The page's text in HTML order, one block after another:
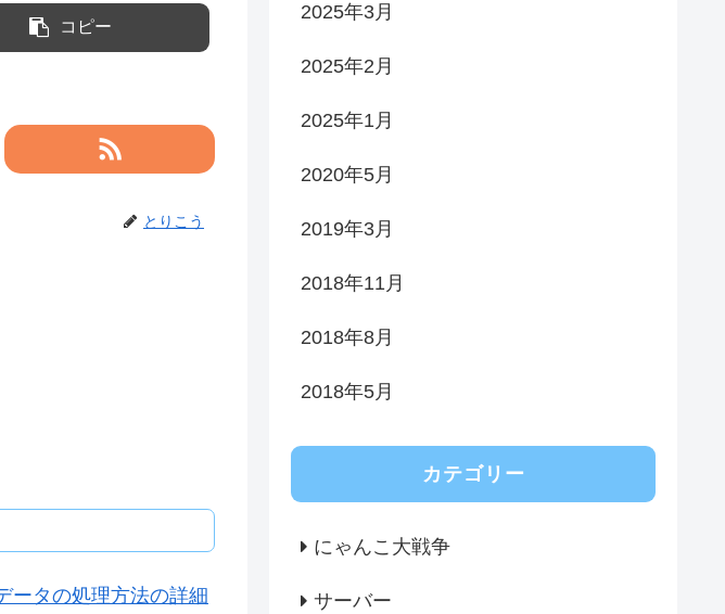
コピー
とりこう
ータの処理方法の詳細
2025年3月
2025年2月
2025年1月
2020年5月
2019年3月
2018年11月
2018年8月
2018年5月
カテゴリー
にゃんこ大戦争
サーバー